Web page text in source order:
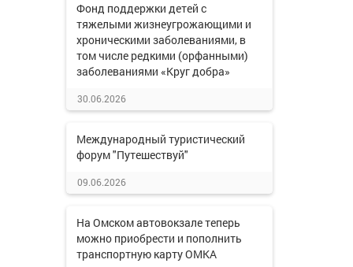
Фонд поддержки детей с
тяжелыми жизнеугрожающими и
хроническими заболеваниями, в
том числе редкими (орфанными)
заболеваниями «Круг добра»
30.06.2026
Международный туристический
форум "Путешествуй"
09.06.2026
На Омском автовокзале теперь
можно приобрести и пополнить
транспортную карту ОМКА